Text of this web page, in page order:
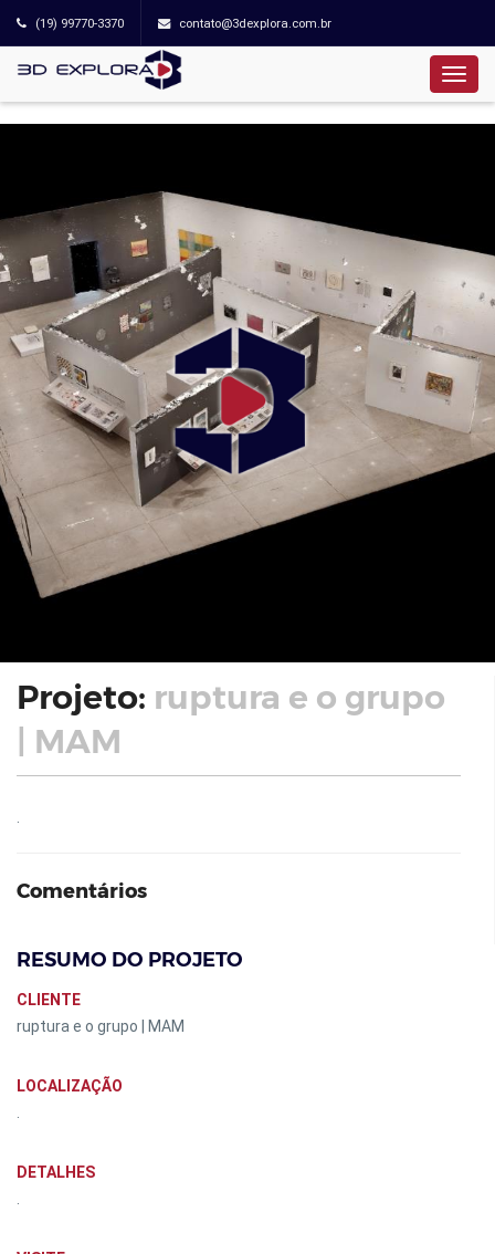
(19) 99770-3370 contato@3dexplora.com.br
Projeto: ruptura e o grupo
| MAM
Comentários
RESUMO DO PROJETO
CLIENTE
ruptura e o grupo | MAM
LOCALIZAÇÃO
DETALHES